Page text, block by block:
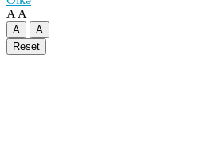
A A
A
A
Reset